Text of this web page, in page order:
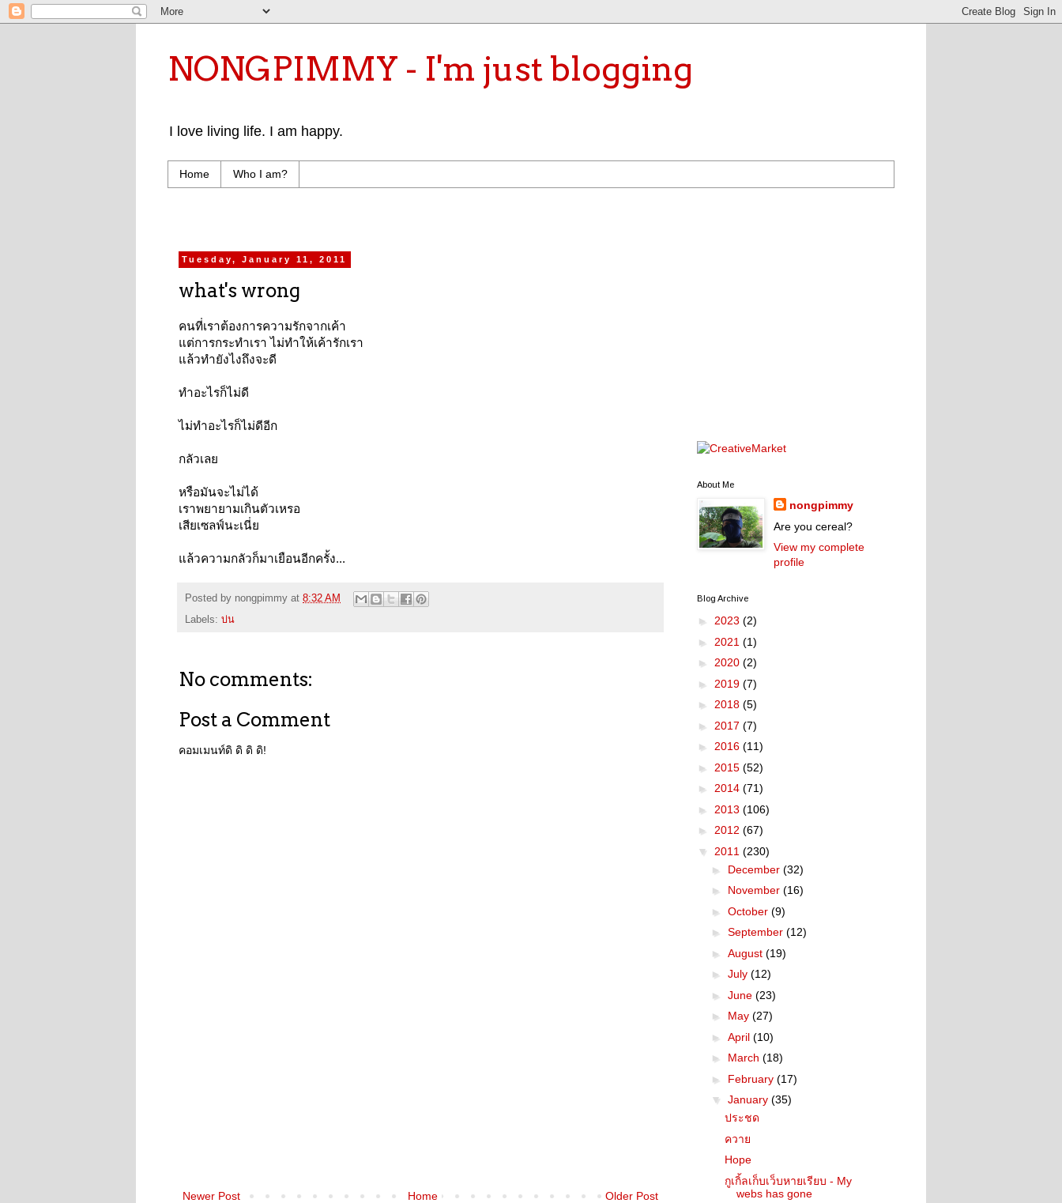
NONGPIMMY - I'm just blogging
I love living life. I am happy.
Home Who I am?
Tuesday, January 11, 2011
what's wrong
คนที่เราต้องการความรักจากเค้า
แต่การกระทำเรา ไม่ทำให้เค้ารักเรา
แล้วทำยังไงถึงจะดี
ทำอะไรก็ไม่ดี
ไม่ทำอะไรก็ไม่ดีอีก
กลัวเลย
หรือมันจะไม่ได้
เราพยายามเกินตัวเหรอ
เสียเซลฟ์นะเนี่ย
แล้วความกลัวก็มาเยือนอีกครั้ง...
Posted by nongpimmy at 8:32 AM
Labels: บ่น
No comments:
Post a Comment
คอมเมนท์ดิ ดิ ดิ ดิ!
Newer Post Older Post
Home
About Me
nongpimmy
Are you cereal?
View my complete
profile
Blog Archive
► 2023 (2)
► 2021 (1)
► 2020 (2)
► 2019 (7)
► 2018 (5)
► 2017 (7)
► 2016 (11)
► 2015 (52)
► 2014 (71)
► 2013 (106)
► 2012 (67)
▼ 2011 (230)
► December (32)
► November (16)
► October (9)
► September (12)
► August (19)
► July (12)
► June (23)
► May (27)
► April (10)
► March (18)
► February (17)
▼ January (35)
ประชด
ควาย
Hope
กูเกิ้ลเก็บเว็บหายเรียบ - My
webs has gone